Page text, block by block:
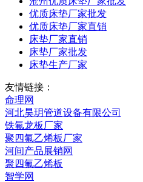
优质床垫厂家批发
优质床垫厂家直销
床垫厂家直销
床垫厂家批发
床垫生产厂家
友情链接：
命理网
河北昊玥管道设备有限公司
铁氟龙板厂家
聚四氟乙烯板厂家
河间产品展销网
聚四氟乙烯板
智学网